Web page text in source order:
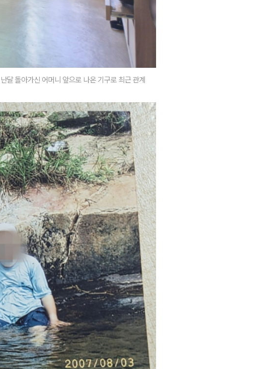
달 돌아가신 어머니 앞으로 나온 기구로 최근 관계